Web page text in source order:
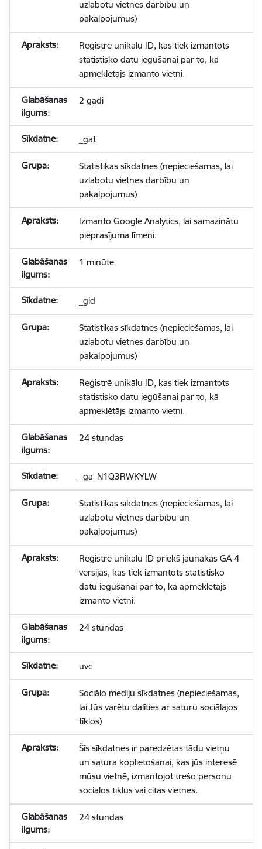
uzlabotu vietnes darbību un
pakalpojumus)
Reģistrē unikālu ID, kas tiek izmantots
statistisko datu iegūšanai par to, kā
apmeklētājs izmanto vietni.
2 gadi
_gat
Statistikas sīkdatnes (nepieciešamas, lai
uzlabotu vietnes darbību un
pakalpojumus)
Izmanto Google Analytics, lai samazinātu
pieprasījuma līmeni.
1 minūte
_gid
Statistikas sīkdatnes (nepieciešamas, lai
uzlabotu vietnes darbību un
pakalpojumus)
Reģistrē unikālu ID, kas tiek izmantots
statistisko datu iegūšanai par to, kā
apmeklētājs izmanto vietni.
24 stundas
_ga_N1Q3RWKYLW
Statistikas sīkdatnes (nepieciešamas, lai
uzlabotu vietnes darbību un
pakalpojumus)
Reģistrē unikālu ID priekš jaunākās GA 4
versijas, kas tiek izmantots statistisko
datu iegūšanai par to, kā apmeklētājs
izmanto vietni.
24 stundas
uvc
Sociālo mediju sīkdatnes (nepieciešamas,
lai Jūs varētu dalīties ar saturu sociālajos
tīklos)
Šīs sīkdatnes ir paredzētas tādu vietņu
un satura koplietošanai, kas jūs interesē
mūsu vietnē, izmantojot trešo personu
sociālos tīklus vai citas vietnes.
24 stundas